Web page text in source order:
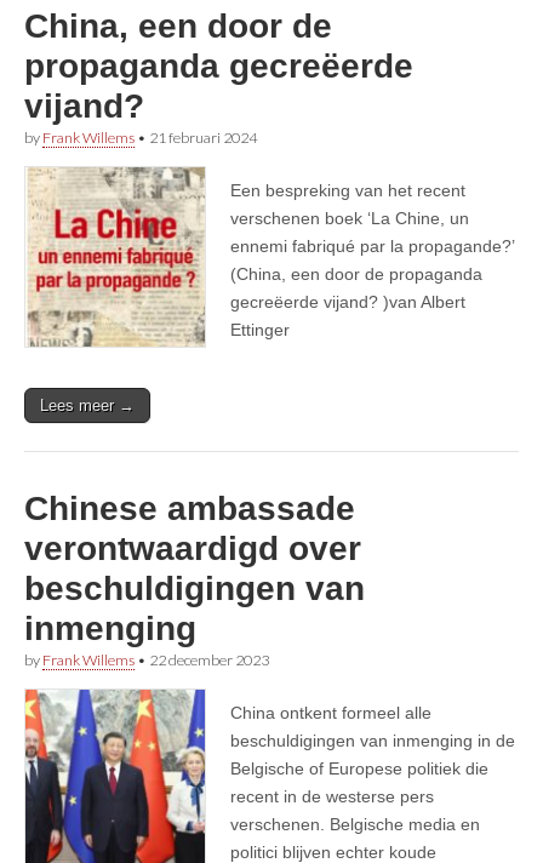
China, een door de
propaganda gecreëerde
vijand?
by Frank Willems • 21 februari 2024
Een bespreking van het recent
verschenen boek ‘La Chine, un
ennemi fabriqué par la propagande?’
(China, een door de propaganda
gecreëerde vijand? )van Albert
Ettinger
Lees meer →
Chinese ambassade
verontwaardigd over
beschuldigingen van
inmenging
by Frank Willems • 22 december 2023
China ontkent formeel alle
beschuldigingen van inmenging in de
Belgische of Europese politiek die
recent in de westerse pers
verschenen. Belgische media en
politici blijven echter koude